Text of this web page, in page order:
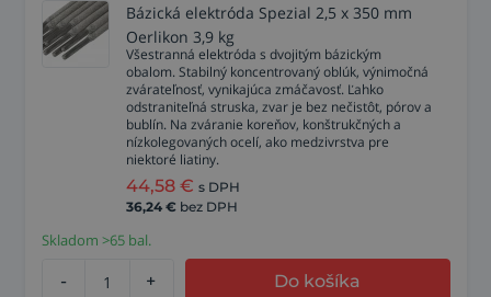
Bázická elektróda Spezial 2,5 x 350 mm
Oerlikon 3,9 kg
Všestranná elektróda s dvojitým bázickým
obalom. Stabilný koncentrovaný oblúk, výnimočná
zvárateľnosť, vynikajúca zmáčavosť. Ľahko
odstraniteľná struska, zvar je bez nečistôt, pórov a
bublín. Na zváranie koreňov, konštrukčných a
nízkolegovaných ocelí, ako medzivrstva pre
niektoré liatiny.
44,58 € s DPH
36,24 € bez DPH
Skladom >65 bal.
- + Do košíka